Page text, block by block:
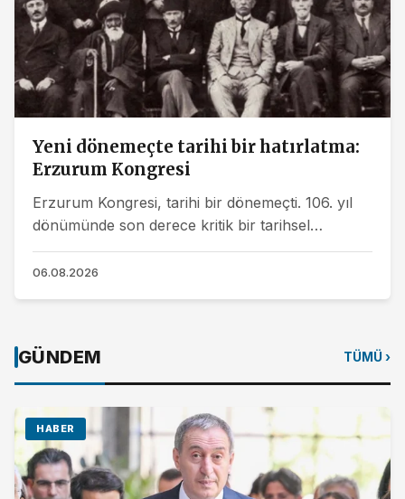
Yeni dönemeçte tarihi bir hatırlatma:
Erzurum Kongresi
Erzurum Kongresi, tarihi bir dönemeçti. 106. yıl
dönümünde son derece kritik bir tarihsel
süreçten geçiyoruz. Kürt Halk Önderi'nin norm
devlet ile...
06.08.2026
GÜNDEM TÜMÜ ›
HABER